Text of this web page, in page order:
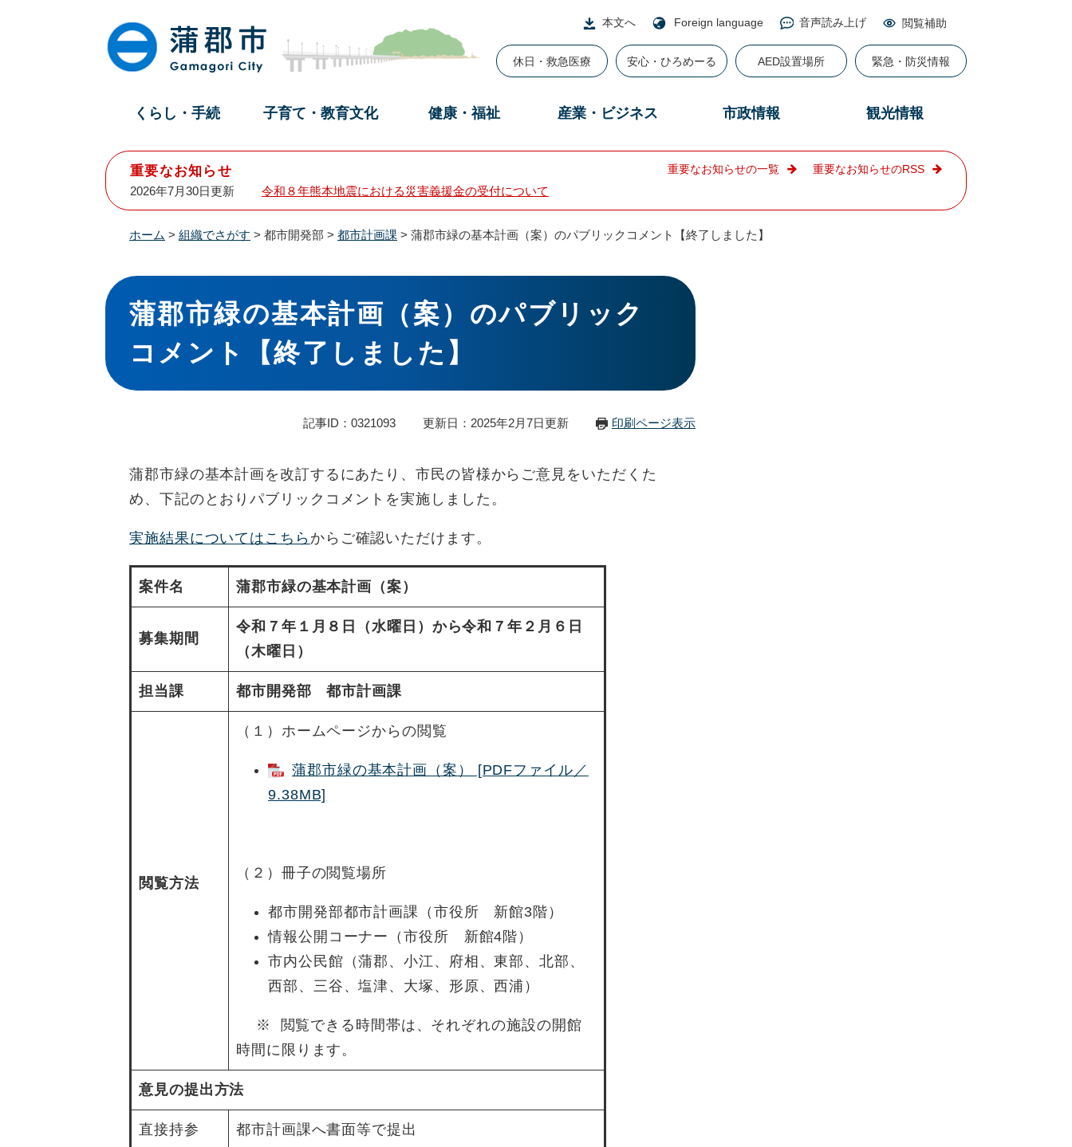
本文へ Foreign language 音声読み上げ 閲覧補助
休日・救急医療 安心・ひろめーる AED設置場所 緊急・防災情報
くらし・手続 子育て・教育文化 健康・福祉 産業・ビジネス 市政情報 観光情報
重要なお知らせ
2026年7月30日更新 令和８年熊本地震における災害義援金の受付について
重要なお知らせの一覧 重要なお知らせのRSS
ホーム > 組織でさがす > 都市開発部 > 都市計画課 > 蒲郡市緑の基本計画（案）のパブリックコメント【終了しました】
本
文
蒲郡市緑の基本計画（案）のパブリック
コメント【終了しました】
記事ID：0321093 更新日：2025年2月7日更新 印刷ページ表示
蒲郡市緑の基本計画を改訂するにあたり、市民の皆様からご意見をいただくた
め、下記のとおりパブリックコメントを実施しました。
実施結果についてはこちら からご確認いただけます。
案件名 蒲郡市緑の基本計画（案）
募集期間
令和７年１月８日（水曜日）から令和７年２月６日
（木曜日）
担当課 都市開発部 都市計画課
閲覧方法
（１）ホームページからの閲覧
蒲郡市緑の基本計画（案） [PDFファイル／
9.38MB]
（２）冊子の閲覧場所
都市開発部都市計画課（市役所 新館3階）
情報公開コーナー（市役所 新館4階）
市内公民館（蒲郡、小江、府相、東部、北部、
西部、三谷、塩津、大塚、形原、西浦）
※ 閲覧できる時間帯は、それぞれの施設の開館
時間に限ります。
意見の提出方法
直接持参 都市計画課へ書面等で提出